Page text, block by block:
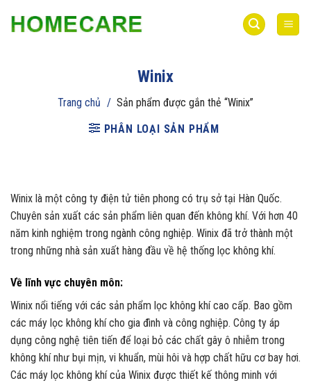
qua
Winix
Trang chủ / Sản phẩm được gắn thẻ “Winix”
PHÂN LOẠI SẢN PHẨM
Winix là một công ty điện tử tiên phong có trụ sở tại Hàn Quốc.
Chuyên sản xuất các sản phẩm liên quan đến không khí. Với hơn 40
năm kinh nghiệm trong ngành công nghiệp. Winix đã trở thành một
trong những nhà sản xuất hàng đầu về hệ thống lọc không khí.
Về lĩnh vực chuyên môn:
Winix nổi tiếng với các sản phẩm lọc không khí cao cấp. Bao gồm
các máy lọc không khí cho gia đình và công nghiệp. Công ty áp
dụng công nghệ tiên tiến để loại bỏ các chất gây ô nhiễm trong
không khí như bụi mịn, vi khuẩn, mùi hôi và hợp chất hữu cơ bay hơi.
Các máy lọc không khí của Winix được thiết kế thông minh với